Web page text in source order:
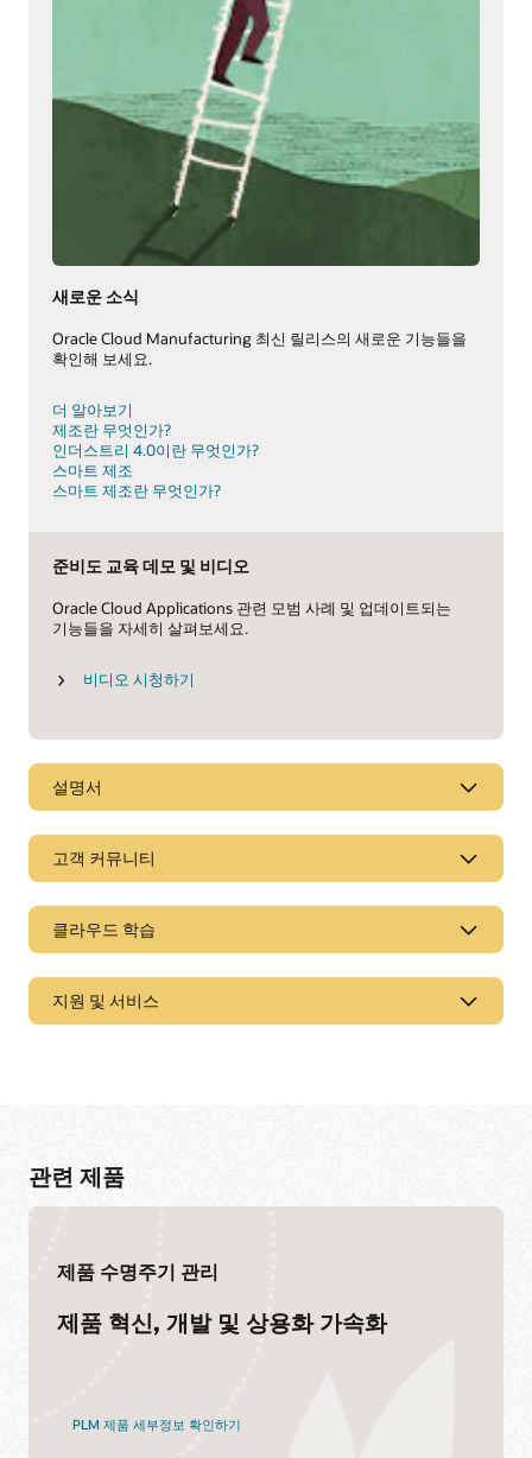
새로운 소식
Oracle Cloud Manufacturing 최신 릴리스의 새로운 기능들을
확인해 보세요.
더 알아보기
제조란 무엇인가?
인더스트리 4.0이란 무엇인가?
스마트 제조
스마트 제조란 무엇인가?
준비도 교육 데모 및 비디오
Oracle Cloud Applications 관련 모범 사례 및 업데이트되는
기능들을 자세히 살펴보세요.
비디오 시청하기
설명서
Oracle Cloud Manufacturing(PDF)
Oracle Cloud Quality Management(PDF)
동향
e-book: 산업 제조 업계 관점
고객 커뮤니티
클라우드 학습
Oracle University는 조직의 성공을 보장하는 데 활용할 수 있는
지원 및 서비스
관련 제품
제품 수명주기 관리
제품 혁신, 개발 및 상용화 가속화
PLM 제품 세부정보 확인하기